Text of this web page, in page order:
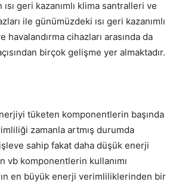
ısı geri kazanımlı klima santralleri ve
ile günümüzdeki ısı geri kazanımlı
havalandırma cihazları arasında da
birçok gelişme yer almaktadır.
tüketen komponentlerin başında
zamanla artmış durumda
sahip fakat daha düşük enerji
vb komponentlerin kullanımı
en büyük enerji verimliliklerinden bir